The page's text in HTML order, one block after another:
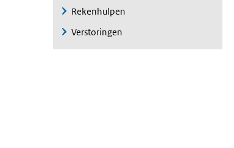
Rekenhulpen
Verstoringen